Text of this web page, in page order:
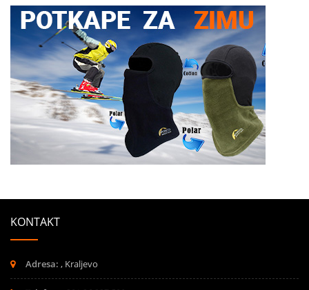
KONTAKT
Adresa: , Kraljevo